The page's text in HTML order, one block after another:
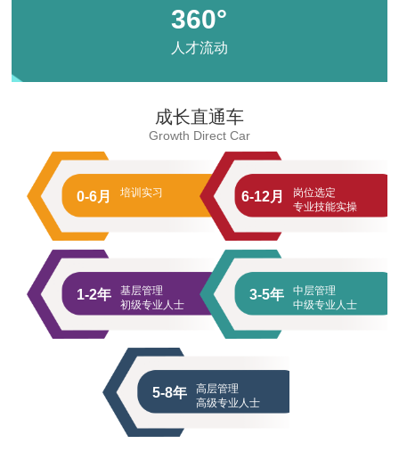
360°
人才流动
成长直通车
Growth Direct Car
0-6月 培训实习 6-12月
岗位选定
专业技能实操
1-2年
基层管理
初级专业人士
3-5年
中层管理
中级专业人士
5-8年
高层管理
高级专业人士